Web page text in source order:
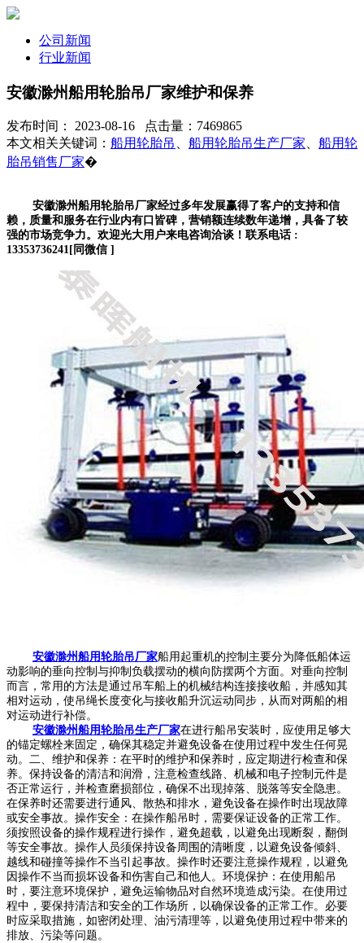
公司新闻
行业新闻
安徽滁州船用轮胎吊厂家维护和保养
发布时间： 2023-08-16 点击量：7469865
本文相关关键词： 船用轮胎吊 、 船用轮胎吊生产厂家、 船用轮
胎吊销售厂家�
安徽滁州船用轮胎吊厂家经过多年发展赢得了客户的支持和信
赖，质量和服务在行业内有口皆碑，营销额连续数年递增，具备了较
强的市场竞争力。欢迎光大用户来电咨询洽谈！联系电话 :
13353736241[同微信 ]
安徽滁州船用轮胎吊厂家船用起重机的控制主要分为降低船体运
动影响的垂向控制与抑制负载摆动的横向防摆两个方面。对垂向控制
而言，常用的方法是通过吊车船上的机械结构连接接收船，并感知其
相对运动，使吊绳长度变化与接收船升沉运动同步，从而对两船的相
对运动进行补偿。
安徽滁州船用轮胎吊生产厂家在进行船吊安装时，应使用足够大
的锚定螺栓来固定，确保其稳定并避免设备在使用过程中发生任何晃
动。二、维护和保养：在平时的维护和保养时，应定期进行检查和保
养。保持设备的清洁和润滑，注意检查线路、机械和电子控制元件是
否正常运行，并检查磨损部位，确保不出现掉落、脱落等安全隐患。
在保养时还需要进行通风、散热和排水，避免设备在操作时出现故障
或安全事故。操作安全：在操作船吊时，需要保证设备的正常工作。
须按照设备的操作规程进行操作，避免超载，以避免出现断裂，翻倒
等安全事故。操作人员须保持设备周围的清晰度，以避免设备倾斜、
越线和碰撞等操作不当引起事故。操作时还要注意操作规程，以避免
因操作不当而损坏设备和伤害自己和他人。环境保护：在使用船吊
时，要注意环境保护，避免运输物品对自然环境造成污染。在使用过
程中，要保持清洁和安全的工作场所，以确保设备的正常工作。必要
时应采取措施，如密闭处理、油污清理等，以避免使用过程中带来的
排放、污染等问题。